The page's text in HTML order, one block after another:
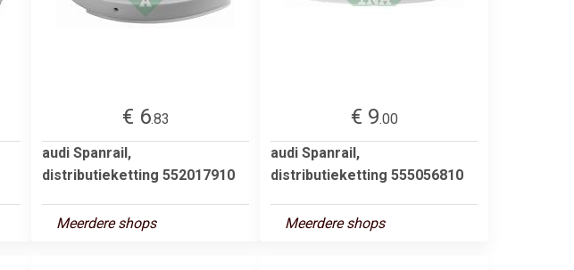
€ 6.83
audi Spanrail,
distributieketting 552017910
Meerdere shops
€ 9.00
audi Spanrail,
distributieketting 555056810
Meerdere shops